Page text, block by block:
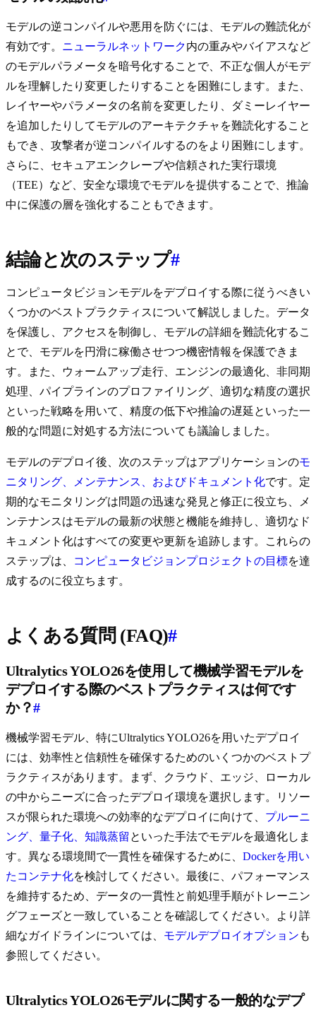
モデルの逆コンパイルや悪用を防ぐには、モデルの難読化が
有効です。 ニューラルネットワーク内の重みやバイアスなど
のモデルパラメータを暗号化することで、不正な個人がモデ
ルを理解したり変更したりすることを困難にします。また、
レイヤーやパラメータの名前を変更したり、ダミーレイヤー
を追加したりしてモデルのアーキテクチャを難読化すること
もでき、攻撃者が逆コンパイルするのをより困難にします。
さらに、セキュアエンクレーブや信頼された実行環境
（TEE）など、安全な環境でモデルを提供することで、推論
中に保護の層を強化することもできます。
結論と次のステップ#
コンピュータビジョンモデルをデプロイする際に従うべきい
くつかのベストプラクティスについて解説しました。データ
を保護し、アクセスを制御し、モデルの詳細を難読化するこ
とで、モデルを円滑に稼働させつつ機密情報を保護できま
す。また、ウォームアップ走行、エンジンの最適化、非同期
処理、パイプラインのプロファイリング、適切な精度の選択
といった戦略を用いて、精度の低下や推論の遅延といった一
般的な問題に対処する方法についても議論しました。
モデルのデプロイ後、次のステップはアプリケーションのモ
ニタリング、メンテナンス、およびドキュメント化です。定
期的なモニタリングは問題の迅速な発見と修正に役立ち、メ
ンテナンスはモデルの最新の状態と機能を維持し、適切なド
キュメント化はすべての変更や更新を追跡します。これらの
ステップは、
コンピュータビジョンプロジェクトの目標を達
成するのに役立ちます。
よくある質問 (FAQ)#
Ultralytics YOLO26を使用して機械学習モデルを
デプロイする際のベストプラクティスは何です
か？#
機械学習モデル、特にUltralytics YOLO26を用いたデプロイ
には、効率性と信頼性を確保するためのいくつかのベストプ
ラクティスがあります。まず、クラウド、エッジ、ローカル
の中からニーズに合ったデプロイ環境を選択します。リソー
スが限られた環境への効率的なデプロイに向けて、 プルーニ
ング、量子化、知識蒸留 といった手法でモデルを最適化しま
す。異なる環境間で一貫性を確保するために、 Dockerを用い
たコンテナ化を検討してください。最後に、パフォーマンス
を維持するため、データの一貫性と前処理手順がトレーニン
グフェーズと一致していることを確認してください。より詳
細なガイドラインについては、 モデルデプロイオプション も
参照してください。
Ultralytics YOLO26モデルに関する一般的なデプ